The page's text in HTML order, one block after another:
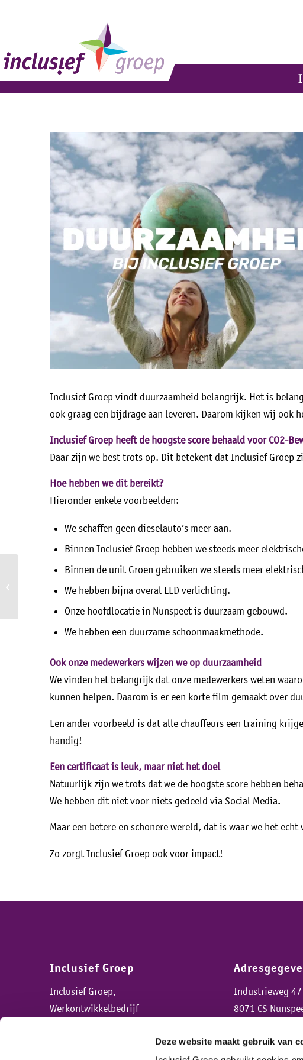
Deze website maakt gebruik van
Inclusief Groep vindt duurzaamheid belangrijk. Het is
ook graag een bijdrage aan leveren. Daarom kijken wij ook
Inclusief Groep heeft de hoogste score behaald voor CO2-
Daar zijn we best trots op. Dit betekent dat Inclusief Groep
Hoe hebben we dit bereikt?
Hieronder enkele voorbeelden:
We schaffen geen dieselauto’s meer aan.
Binnen Inclusief Groep hebben we steeds meer
Binnen de unit Groen gebruiken we steeds meer
We hebben bijna overal LED verlichting.
Onze hoofdlocatie in Nunspeet is duurzaam gebouwd.
We hebben een duurzame schoonmaakmethode.
Ook onze medewerkers wijzen we op duurzaamheid
We vinden het belangrijk dat onze medewerkers weten
kunnen helpen. Daarom is er een korte film gemaakt over
Een ander voorbeeld is dat alle chauffeurs een training
handig!
Een certificaat is leuk, maar niet het doel
Natuurlijk zijn we trots dat we de hoogste score hebben
We hebben dit niet voor niets gedeeld via Social Media.
Maar een betere en schonere wereld, dat is waar we het echt
Zo zorgt Inclusief Groep ook voor impact!
Inclusief Groep
Inclusief Groep,
Werkontwikkelbedrijf
Industrieweg 47
8071 CS
Gezien het succes
jaar weer een Masterclass